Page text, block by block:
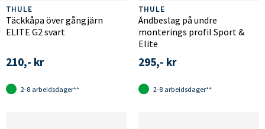
THULE
Täckkåpa över gångjärn
ELITE G2 svart
210,- kr
2-8 arbeidsdager**
THULE
Ändbeslag på undre
monterings profil Sport &
Elite
295,- kr
2-8 arbeidsdager**